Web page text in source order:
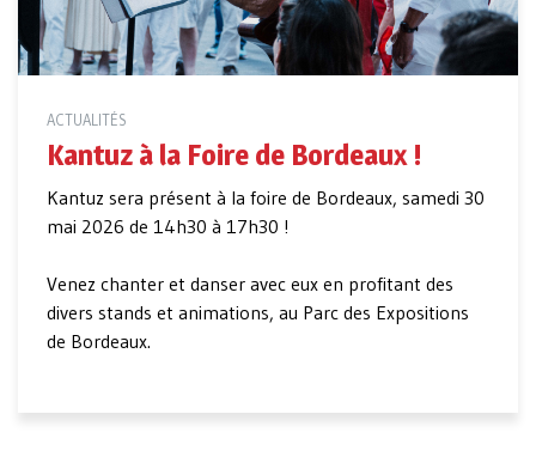
ACTUALITÉS
Kantuz à la Foire de Bordeaux !
Kantuz sera présent à la foire de Bordeaux, samedi 30
mai 2026 de 14h30 à 17h30 !
Venez chanter et danser avec eux en profitant des
divers stands et animations, au Parc des Expositions
de Bordeaux.